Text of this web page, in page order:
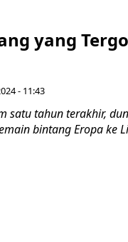
yang
- 11:43
satu tahun terakhir,
bintang Eropa ke